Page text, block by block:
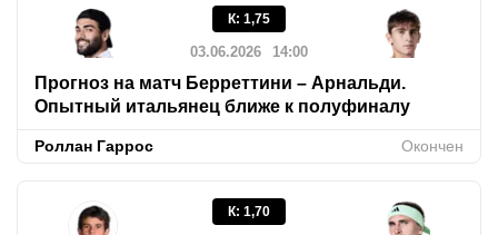
К: 1,75
03.06.2026 14:00
Прогноз на матч Берреттини – Арнальди.
Опытный итальянец ближе к полуфиналу
Роллан Гаррос Окончен
К: 1,70